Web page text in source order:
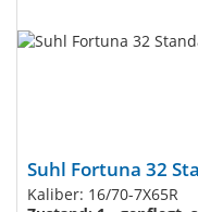
Suhl Fortuna 32
Kaliber: 16/70-7X65R